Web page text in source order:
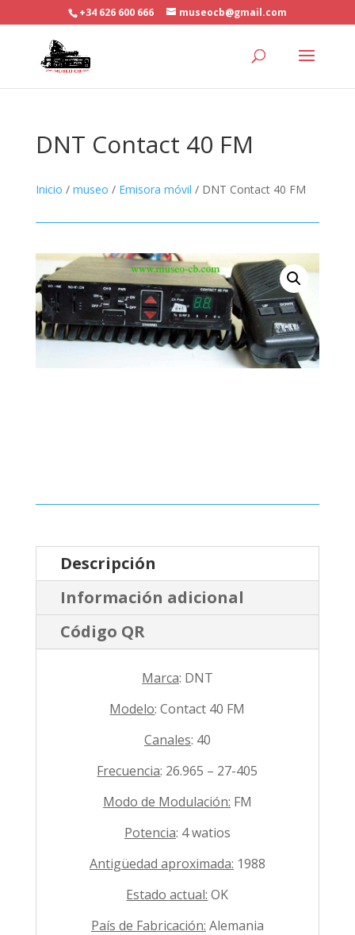
+34 626 600 666 museocb@gmail.com
DNT Contact 40 FM
Inicio / museo / Emisora móvil / DNT Contact 40 FM
Descripción
Información adicional
Código QR
Marca: DNT
Modelo: Contact 40 FM
Canales: 40
Frecuencia: 26.965 – 27-405
Modo de Modulación: FM
Potencia: 4 watios
Antigüedad aproximada: 1988
Estado actual: OK
País de Fabricación: Alemania